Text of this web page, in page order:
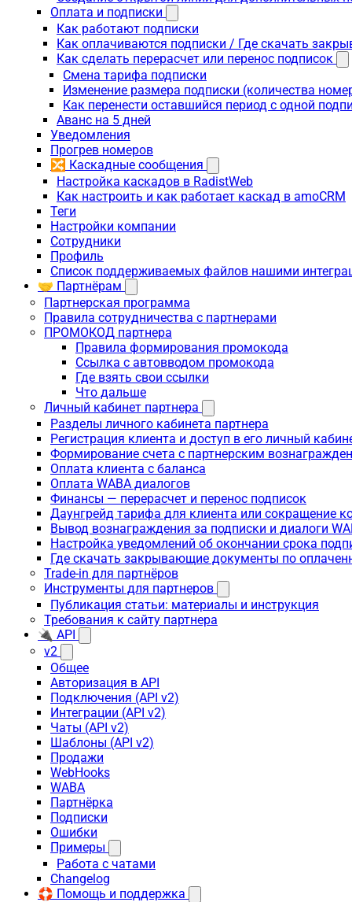
Оплата и подписки
Как работают подписки
Как оплачиваются подписки / Где скачать
Как сделать перерасчет или перенос подписок
Смена тарифа подписки
Изменение размера подписки (количества
Как перенести оставшийся период с одной
Аванс на 5 дней
Уведомления
Прогрев номеров
🔀 Каскадные сообщения
Настройка каскадов в RadistWeb
Как настроить и как работает каскад в amoCRM
Теги
Настройки компании
Сотрудники
Профиль
Список поддерживаемых файлов нашими
🤝 Партнёрам
Партнерская программа
Правила сотрудничества с партнерами
ПРОМОКОД партнера
Правила формирования промокода
Ссылка с автовводом промокода
Где взять свои ссылки
Что дальше
Личный кабинет партнера
Разделы личного кабинета партнера
Регистрация клиента и доступ в его личный
Формирование счета с партнерским
Оплата клиента с баланса
Оплата WABA диалогов
Финансы — перерасчет и перенос подписок
Даунгрейд тарифа для клиента или сокращение
Вывод вознаграждения за подписки и диалоги
Настройка уведомлений об окончании срока
Где скачать закрывающие документы по
Trade-in для партнёров
Инструменты для партнеров
Публикация статьи: материалы и инструкция
Требования к сайту партнера
🔌 API
v2
Общее
Авторизация в API
Подключения (API v2)
Интеграции (API v2)
Чаты (API v2)
Шаблоны (API v2)
Продажи
WebHooks
WABA
Партнёрка
Подписки
Ошибки
Примеры
Работа с чатами
Changelog
🛟 Помощь и поддержка